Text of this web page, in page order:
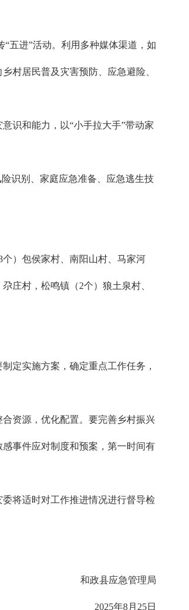
“五进”活动。利用多种媒体渠道，如
村居民普及灾害预防、应急避险、
识和能力，以“小手拉大手”带动家
识别、家庭应急准备、应急逃生技
）包侯家村、南阳山村、马家河
庄村，松鸣镇（2个）狼土泉村、
定实施方案，确定重点工作任务，
资源，优化配置。要完善乡村振兴
事件应对制度和预案，第一时间有
将适时对工作推进情况进行督导检
县应急管理局
年8月25日